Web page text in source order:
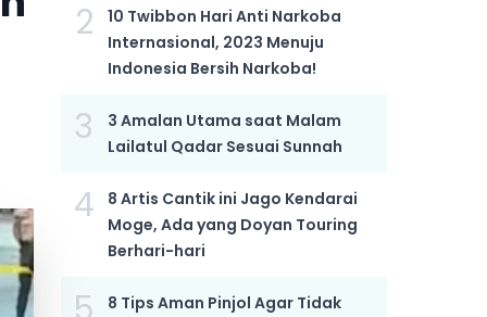
2
10 Twibbon Hari Anti Narkoba
Internasional, 2023 Menuju
Indonesia Bersih Narkoba!
3
3 Amalan Utama saat Malam
Lailatul Qadar Sesuai Sunnah
4
8 Artis Cantik ini Jago Kendarai
Moge, Ada yang Doyan Touring
Berhari-hari
8 Tips Aman Pinjol Agar Tidak